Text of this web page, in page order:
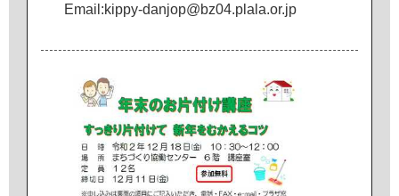
Emai :kippy-danjop@bz04.p a a.or.jp